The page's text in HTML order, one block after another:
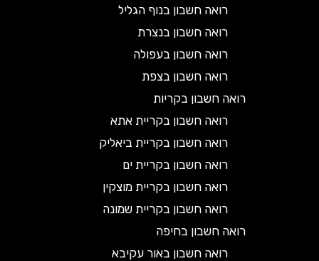
רואה חשבון בנוף הגליל
רואה חשבון בנצרת
רואה חשבון בעפולה
רואה חשבון בצפת
רואה חשבון בקריות
רואה חשבון בקריית אתא
רואה חשבון בקריית ביאליק
רואה חשבון בקריית ים
רואה חשבון בקריית מוצקין
רואה חשבון בקריית שמונה
רואה חשבון בחיפה
רואה חשבון באור עקיבא